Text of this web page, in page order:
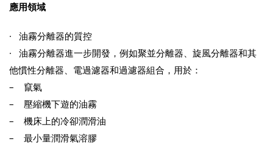
應用領域
· 油霧分離器的質控
· 油霧分離器進一步開發，例如聚並分離器、旋風分離器和其
他慣性分離器、電過濾器和過濾器組合，用於：
– 竄氣
– 壓縮機下遊的油霧
– 機床上的冷卻潤滑油
– 最小量潤滑氣溶膠